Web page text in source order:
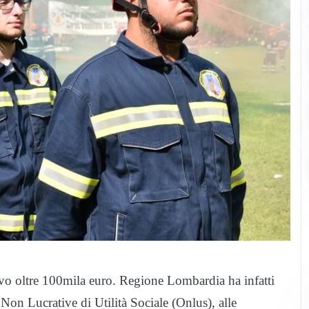
oltre 100mila euro. Regione Lombardia ha infatti
Lucrative di Utilità Sociale (Onlus), alle